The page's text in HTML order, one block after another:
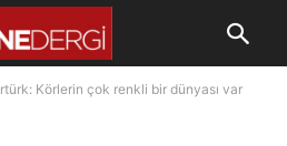
Körlerin çok renkli bir dünyası var